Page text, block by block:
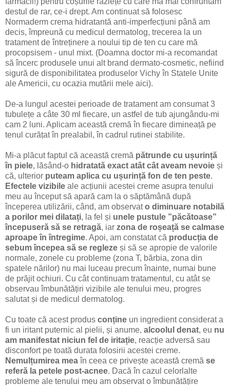
destul de rar, ce-i drept. Am continuat să folosesc
Normaderm crema hidratantă anti-imperfecțiuni până am
decis, împreună cu medicul dermatolog, trecerea la un
tratament de întreținere a noului tip de ten cu care mă
procopsisem - unul mixt. (Doamna doctor mi-a recomandat
să încerc produsele unui alt brand dermato-cosmetic, nefiind
sigură de disponibilitatea produselor Vichy în Statele Unite
ale Americii, cu ocazia mutării mele aici).
De-a lungul acestei perioade de tratament am consumat 3
tubulețe a câte 30 ml fiecare, un astfel de tub ajungându-mi
cam 2 luni. Aplicam această cremă în fiecare dimineață pe
tenul curățat în prealabil, în cadrul rutinei stabilite.
Mi-a plăcut faptul că această cremă pătrunde cu ușurință
în piele, lăsând-o hidratată exact atât cât aveam nevoie și
că, ulterior puteam aplica cu ușurință fon de ten peste.
Efectele vizibile ale acțiunii acestei creme asupra tenului
meu au început să apară cam la o săptămână după
începerea utilizării, când, am observato diminuare notabilă
a porilor mei dilatați, la fel și unele pustule ”păcătoase”
începuseră să se retragă, iar zona de roșeață se calmase
aproape în întregime. Apoi, am constatat că producția de
sebum începea să se regleze și să se apropie de valorile
normale, zonele cu probleme (zona T, bărbia, zona din
spatele nărilor) nu mai luceau precum înainte, numai bune
de prăjit ochiuri. Cu cât continuam tratamentul, cu atât se
observau îmbunătățiri vizibile ale tenului meu, progres
salutat și de medicul dermatolog.
Cu toate că acest produs conține un ingredient considerat a
fi un iritant puternic al pielii, și anume, alcoolul denat, eu nu
am manifestat niciun fel de iritație, reacție adversă sau
disconfort pe toată durata folosirii acestei creme.
Nemulțumirea meaîn ceea ce privește această cremă se
referă la petele post-acnee. Dacă în cazul celorlalte
probleme ale tenului meu am observat o îmbunătățire